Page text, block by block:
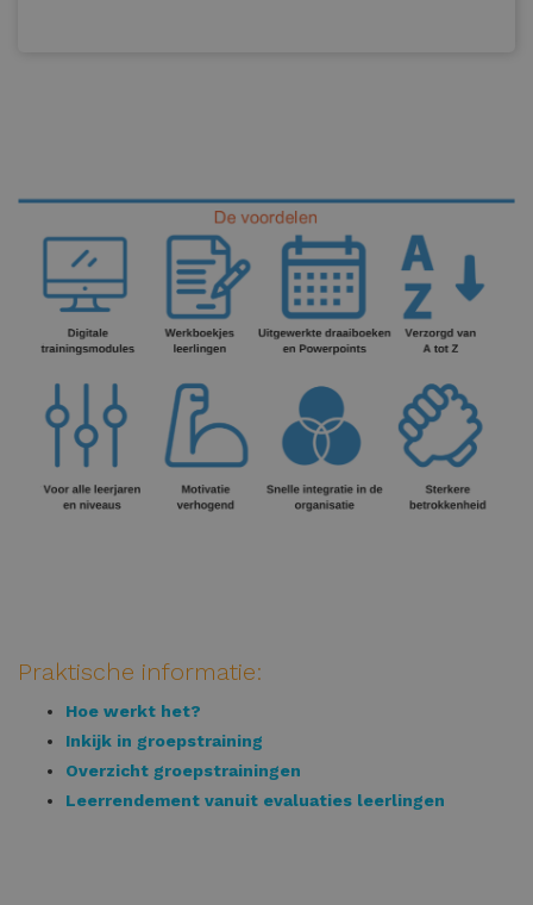
Praktische informatie:
Hoe werkt het?
Inkijk in groepstraining
Overzicht groepstrainingen
Leerrendement vanuit evaluaties leerlingen